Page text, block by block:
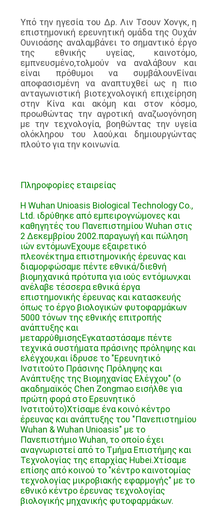
Υπό την ηγεσία του Δρ. Λιν Τσουν Χονγκ, η
επιστημονική ερευνητική ομάδα της Ουχάν
Ουνιοάσης αναλαμβάνει το σημαντικό έργο
της εθνικής υγείας, καινοτόμο,
εμπνευσμένο,τολμούν να αναλάβουν και
είναι πρόθυμοι να συμβάλουνΕίναι
αποφασισμένη να αναπτυχθεί ως η πιο
ανταγωνιστική βιοτεχνολογική επιχείρηση
στην Κίνα και ακόμη και στον κόσμο,
προωθώντας την αγροτική αναζωογόνηση
με την τεχνολογία, βοηθώντας την υγεία
ολόκληρου του λαού,και δημιουργώντας
πλούτο για την κοινωνία.
Πληροφορίες εταιρείας
Η Wuhan Unioasis Biological Technology Co.,
Ltd. ιδρύθηκε από εμπειρογνώμονες και
καθηγητές του Πανεπιστημίου Wuhan στις
2 Δεκεμβρίου 2002.παραγωγή και πώληση
ιών εντόμωνΕχουμε εξαιρετικό
πλεονέκτημα επιστημονικής έρευνας και
διαμορφώσαμε πέντε εθνικά/διεθνή
βιομηχανικά πρότυπα για ιούς εντόμων,και
ανέλαβε τέσσερα εθνικά έργα
επιστημονικής έρευνας και κατασκευής
όπως το έργο βιολογικών φυτοφαρμάκων
5000 τόνων της εθνικής επιτροπής
ανάπτυξης και
μεταρρύθμισηςΕγκαταστάσαμε πέντε
τεχνικά συστήματα πράσινης πρόληψης και
ελέγχου,και ίδρυσε το "Ερευνητικό
Ινστιτούτο Πράσινης Πρόληψης και
Ανάπτυξης της Βιομηχανίας Ελέγχου" (ο
ακαδημαϊκός Chen Zongmao εισήλθε για
πρώτη φορά στο Ερευνητικό
Ινστιτούτο)Χτίσαμε ένα κοινό κέντρο
έρευνας και ανάπτυξης του "Πανεπιστημίου
Wuhan & Wuhan Unioasis" με το
Πανεπιστήμιο Wuhan, το οποίο έχει
αναγνωριστεί από το Τμήμα Επιστήμης και
Τεχνολογίας της επαρχίας Hubei.Χτίσαμε
επίσης από κοινού το "κέντρο καινοτομίας
τεχνολογίας μικροβιακής εφαρμογής" με το
εθνικό κέντρο έρευνας τεχνολογίας
βιολογικής μηχανικής φυτοφαρμάκων.